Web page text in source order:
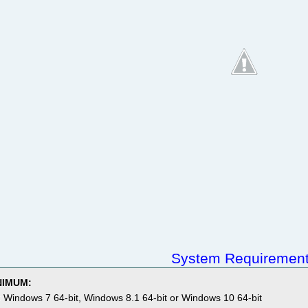
System
Windows 7 64-bit, Windows 8.1 64-bit or Windows 10 64-bit